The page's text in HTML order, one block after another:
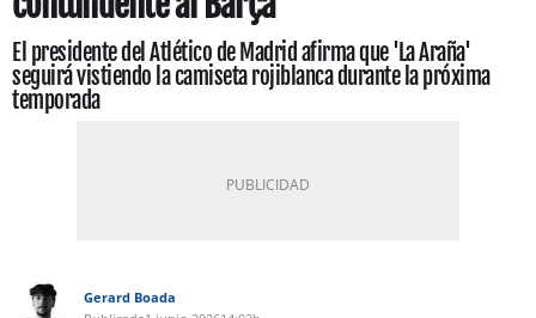
El presidente del Atlético de Madrid afirma que 'La Araña'
seguirá vistiendo la camiseta rojiblanca durante la próxima
temporada
Gerard Boada